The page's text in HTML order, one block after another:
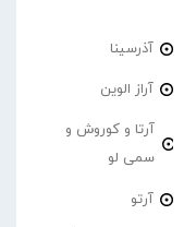
آذرسینا
آراز الوین
آرتا و کوروش و
سمی لو
آرتو